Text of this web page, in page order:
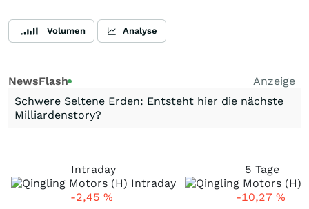
Volumen Analyse
NewsFlash
Anzeige
Schwere Seltene Erden: Entsteht hier die nächste
Milliardenstory?
Intraday
-2,45 %
5 Tage
-10,27 %